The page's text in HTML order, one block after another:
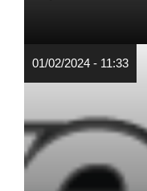
01/02/2024 - 11:33